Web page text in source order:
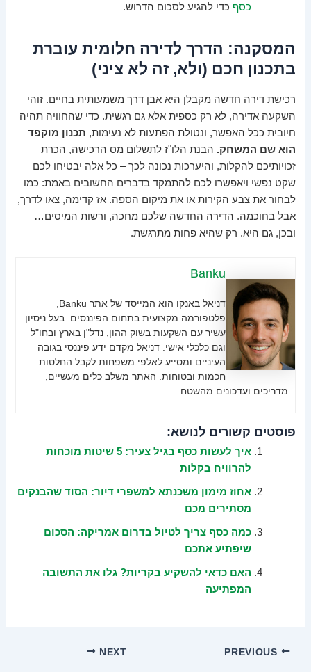
כסף כדי להגיע לסכום הדרוש.
המסקנה: הדרך לדירה חלומית עוברת
בתכנון חכם (ולא, זה לא ציני)
רכישת דירה חדשה מקבלן היא אבן דרך משמעותית בחיים. זוהי
השקעה אדירה, לא רק כספית אלא גם רגשית. כדי שהחוויה תהיה
חיובית ככל האפשר, ונטולת הפתעות לא נעימות, תכנון מוקפד
הוא שם המשחק. הבנת הלו"ז לתשלום מס הרכישה, הכרת
זכויותיכם להקלות, והיערכות נכונה לכך – כל אלה יבטיחו לכם
שקט נפשי ויאפשרו לכם להתמקד בדברים החשובים באמת: כמו
לבחור את צבע הקירות או את מיקום הספה. אז קדימה, צאו לדרך,
אבל בחוכמה. הדירה החדשה שלכם מחכה, ורשות המיסים…
ובכן, גם היא. רק שהיא פחות מתרגשת.
Banku
פלטפורמה מקצועית בתחום הפיננסים. בעל ניסיון
עשיר עם השקעות בשוק ההון, נדל"ן בארץ ובחו"ל
וגם כלכלי אישי. דניאל מקדם ידע פיננסי בגובה
העיניים ומסייע לאלפי משפחות לקבל החלטות
חכמות ובטוחות. האתר משלב כלים מעשיים,
מדריכים ועדכונים מהשטח.
פוסטים קשורים לנושא:
איך לעשות כסף בגיל צעיר: 5 שיטות מוכחות
להרוויח בקלות
אחוז מימון משכנתא למשפרי דיור: הסוד שהבנקים
מסתירים מכם
כמה כסף צריך לטיול בדרום אמריקה: הסכום
שיפתיע אתכם
האם כדאי להשקיע בקריות? גלו את התשובה
המפתיעה
NEXT